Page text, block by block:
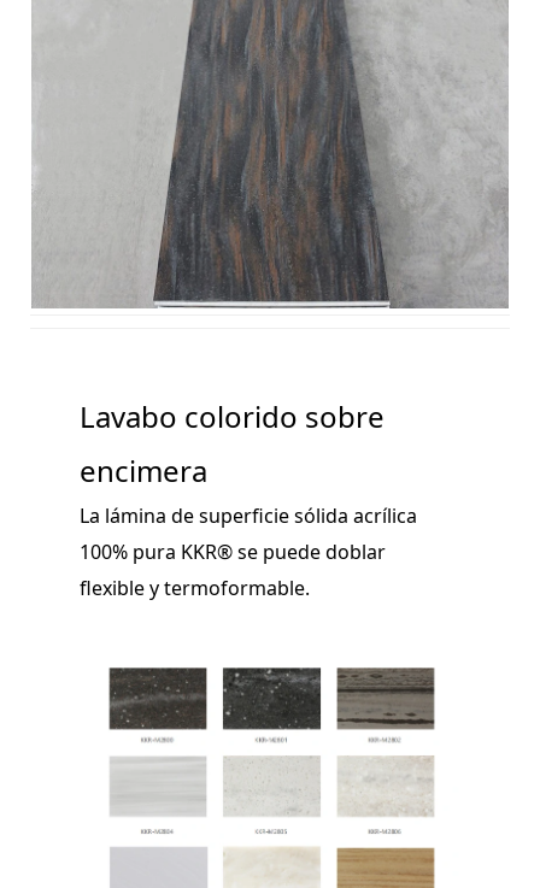
Lavabo colorido sobre
encimera
La lámina de superficie sólida acrílica
100% pura KKR® se puede doblar
flexible y termoformable.